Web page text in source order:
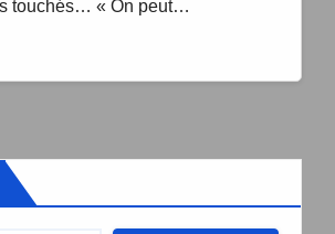
touchés… « On peut…
survenue lors de la soumission du
de réessayer ou de recharger la page.
a bien été prise en compte, et le livre
avec succès et devrait arriver
à l'adresse e-mail que vous